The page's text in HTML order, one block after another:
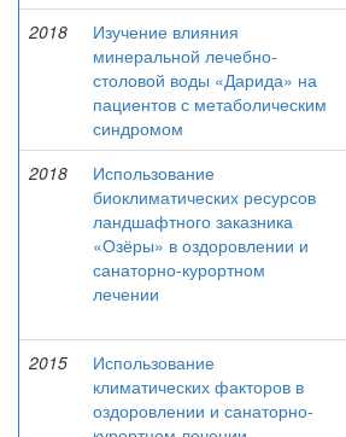
2018
Изучение влияния
минеральной лечебно-
столовой воды «Дарида» на
пациентов с метаболическим
синдромом
2018
Использование
биоклиматических ресурсов
ландшафтного заказника
«Озёры» в оздоровлении и
санаторно-курортном
лечении
2015
Использование
климатических факторов в
оздоровлении и санаторно-